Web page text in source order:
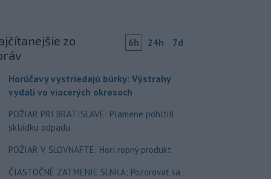
zo
6h 24h 7d
Horúčavy vystriedajú búrky: Výstrahy
vydali vo viacerých okresoch
POŽIAR PRI BRATISLAVE: Plamene pohltili
skládku odpadu
POŽIAR V SLOVNAFTE: Horí ropný produkt
ČIASTOČNÉ ZATMENIE SLNKA: Pozorovať sa